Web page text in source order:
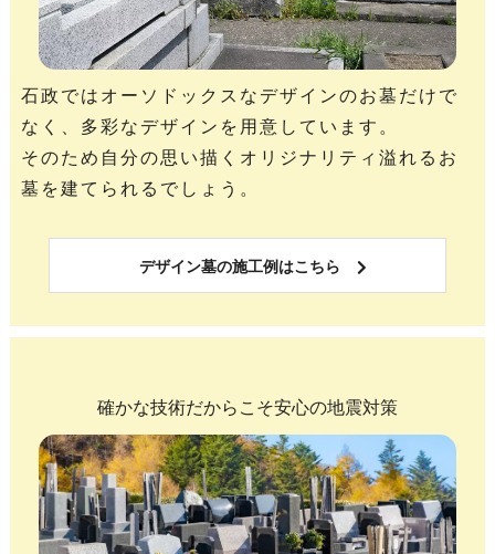
石政ではオーソドックスなデザインのお墓だけで
なく、多彩なデザインを用意しています。
そのため自分の思い描くオリジナリティ溢れるお
墓を建てられるでしょう。
デザイン墓の施工例はこちら
確かな技術だからこそ安心の地震対策